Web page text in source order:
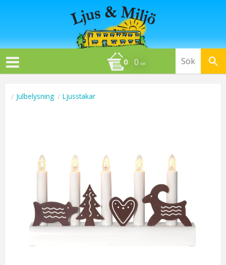
0 KR
Julbelysning Ljusstakar